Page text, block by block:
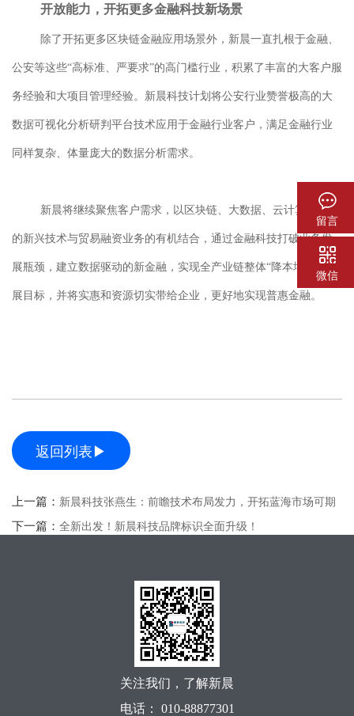
开放能力，开拓更多金融科技新场景
除了开拓更多区块链金融应用场景外， 新晨一直扎根于金融、
公安等这些“高标准、严要求”的高门槛行业， 积累了丰富的大客户服
务经验和大项目管理经验。 新晨科技计划将公安行业赞誉极高的大
数据可视化分析研判平台技术应用于金融行业客户，满足金融行业
同样复杂、体量庞大的数据分析需求。
新晨将继续聚焦客户需求，以 区块链、大数据、云计算 为代表
的新兴技术与贸易融资业务的有机结合， 通过金融科技打破业务发
展瓶颈，建立数据驱动的新金融，实现全产业链整体“降本增效”的发
展目标，并将实惠和资源切实带给企业，更好地实现普惠金融。
返回列表▶
上一篇： 新晨科技张燕生：前瞻技术布局发力，开拓蓝海市场可期
下一篇： 全新出发！新晨科技品牌标识全面升级！
关注我们，了解新晨
电话： 010-88877301
留言
微信